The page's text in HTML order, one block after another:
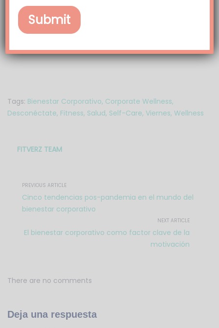
https://espanol.humana.com/health-and-
well-being/5-relaxation-techniques-to-
reduce-stress
Tags: Bienestar Corporativo, Corporate Wellness,
Desconéctate, Fitness, Salud, Self-Care, Viernes, Wellness
FITVERZ TEAM
PREVIOUS ARTICLE
Cinco tendencias pos-pandemia en el mundo del
bienestar corporativo
NEXT ARTICLE
El bienestar corporativo como factor clave de la
motivación
There are no comments
Deja una respuesta